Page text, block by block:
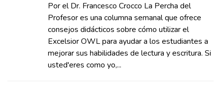
Por el Dr. Francesco Crocco La Percha del
Profesor es una columna semanal que ofrece
consejos didácticos sobre cómo utilizar el
Excelsior OWL para ayudar a los estudiantes a
mejorar sus habilidades de lectura y escritura. Si
usted'eres como yo,...